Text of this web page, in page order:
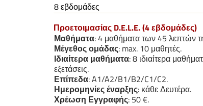
8 εβδομάδες
Προετοιμασίας D.E.L.E. (4 εβδομάδες)
Μαθήματα: 4 μαθήματα των 45 λεπτών
Μέγεθοςομάδας: max. 10 μαθητές.
Ιδιαίτερα μαθήματα: 8 ιδιαίτερα
εξετάσεις.
Επίπεδα: A1/A2/B1/B2/C1/C2.
Ημερομηνίες έναρξης: κάθε Δευτέρα.
Χρέωση Εγγραφής: 50 €.